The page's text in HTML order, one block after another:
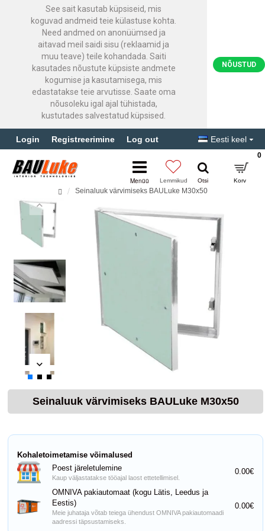
See sait kasutab küpsiseid, mis
koguvad andmeid teie külastuse kohta.
Need andmed on anonüümsed ja
aitavad meil saidi sisu (reklaamid ja
muu teave) teile kohandada. Saiti
kasutades nõustute küpsiste andmete
kogumise ja kasutamisega, mis
edastatakse teie arvutisse. Saate oma
nõusoleku igal ajal tühistada,
kustutades salvestatud küpsised.
NÕUSTUD
Login Registreerimine Log out Eesti keel
0
Seinaluuk värvimiseks BAULuke M30x50
Seinaluuk värvimiseks BAULuke M30x50
Kohaletoimetamise võimalused
Poest järeletulemine
Kaup väljastatakse tööajal laost ettetellimisel.
0.00€
OMNIVA pakiautomaat (kogu Lätis, Leedus ja
Eestis)
Meie juhataja võtab teiega ühendust OMNIVA pakiautomaadi
aadressi täpsustamiseks.
0.00€